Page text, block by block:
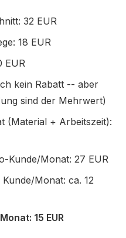
32 EUR
18 EUR
EUR
kein Rabatt -- aber
sind der Mehrwert)
(Material + Arbeitszeit):
Kunde/Monat: 27 EUR
Monat: ca. 12
15 EUR